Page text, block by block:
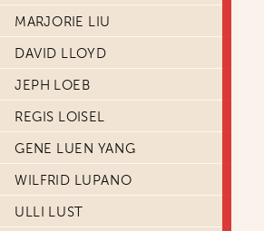
MARJORIE LIU
DAVID LLOYD
JEPH LOEB
REGIS LOISEL
GENE LUEN YANG
WILFRID LUPANO
ULLI LUST